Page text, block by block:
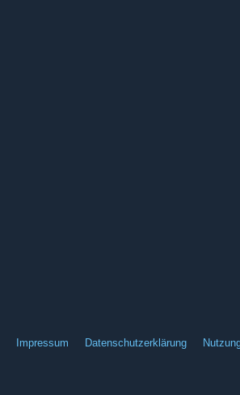
Impressum Datenschutzerklärung